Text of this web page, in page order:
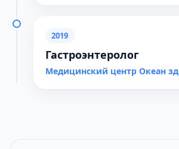
2019
Гастроэнтеролог
Медицинский центр Океан